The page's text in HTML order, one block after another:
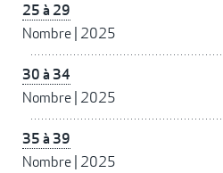
25 à 29
Nombre 2025
30 à 34
Nombre 2025
35 à 39
Nombre 2025